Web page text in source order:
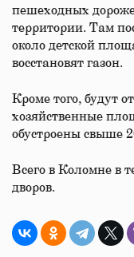
пешеходных
территории. Там
около детской
восстановят газон.
Кроме того, будут
хозяйственные
обустроены свыше
Всего в Коломне в
дворов.